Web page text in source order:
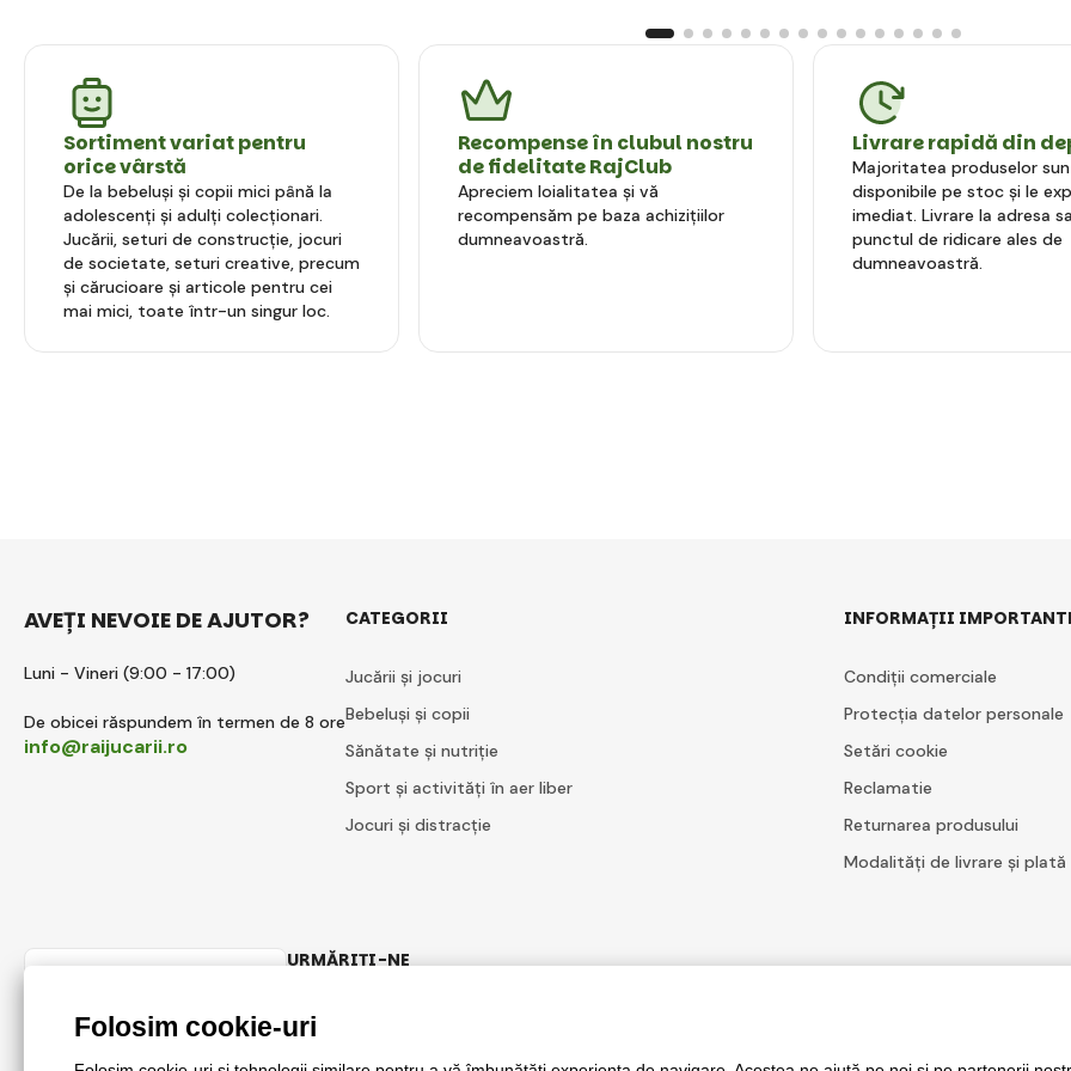
Sortiment variat pentru
orice vârstă
De la bebeluși și copii mici până la
adolescenți și adulți colecționari.
Jucării, seturi de construcție, jocuri
de societate, seturi creative, precum
și cărucioare și articole pentru cei
mai mici, toate într-un singur loc.
Recompense în clubul nostru
de fidelitate RajClub
Apreciem loialitatea și vă
recompensăm pe baza achizițiilor
dumneavoastră.
Livrare rapidă din
Majoritatea produselor
disponibile pe stoc și le
imediat. Livrare la adresa
punctul de ridicare ales de
dumneavoastră.
AVEȚI NEVOIE DE AJUTOR?
Luni - Vineri (9:00 - 17:00)
De obicei răspundem în termen de 8 ore
info@raijucarii.ro
CATEGORII
Jucării și jocuri
Bebeluși și copii
Sănătate și nutriție
Sport și activități în aer liber
Jocuri și distracție
INFORMAȚII
Condiții comerciale
Protecția datelor personale
Setări cookie
Reclamatie
Returnarea produsului
Modalități de livrare și plată
URMĂRIȚI-NE